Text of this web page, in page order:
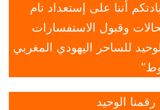
أننا على إستعداد تام
وقبول الاستفسارات
للساحر اليهودي المغربي
الوحيد